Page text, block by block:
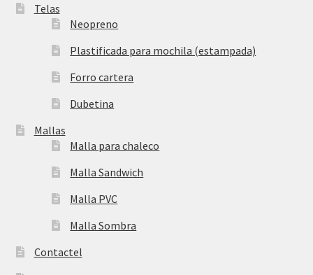
Telas
Neopreno
Plastificada para mochila (estampada)
Forro cartera
Dubetina
Mallas
Malla para chaleco
Malla Sandwich
Malla PVC
Malla Sombra
Contactel